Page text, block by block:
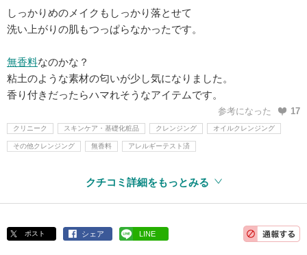
しっかりめのメイクもしっかり落とせて
洗い上がりの肌もつっぱらなかったです。
無香料なのかな？
粘土のような素材の匂いが少し気になりました。
香り付きだったらハマれそうなアイテムです。
参考になった 17
クリニーク スキンケア・基礎化粧品 クレンジング オイルクレンジング
その他クレンジング 無香料 アレルギーテスト済
クチコミ詳細をもっとみる
ポスト シェア LINE